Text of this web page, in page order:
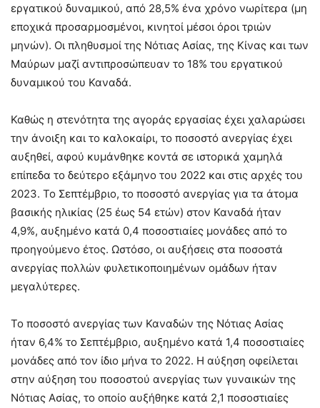
εργατικού δυναμικού, από 28,5% ένα χρόνο νωρίτερα (μη
εποχικά προσαρμοσμένοι, κινητοί μέσοι όροι τριών
μηνών). Οι πληθυσμοί της Νότιας Ασίας, της Κίνας και των
Μαύρων μαζί αντιπροσώπευαν το 18% του εργατικού
δυναμικού του Καναδά.
Καθώς η στενότητα της αγοράς εργασίας έχει χαλαρώσει
την άνοιξη και το καλοκαίρι, το ποσοστό ανεργίας έχει
αυξηθεί, αφού κυμάνθηκε κοντά σε ιστορικά χαμηλά
επίπεδα το δεύτερο εξάμηνο του 2022 και στις αρχές του
2023. Το Σεπτέμβριο, το ποσοστό ανεργίας για τα άτομα
βασικής ηλικίας (25 έως 54 ετών) στον Καναδά ήταν
4,9%, αυξημένο κατά 0,4 ποσοστιαίες μονάδες από το
προηγούμενο έτος. Ωστόσο, οι αυξήσεις στα ποσοστά
ανεργίας πολλών φυλετικοποιημένων ομάδων ήταν
μεγαλύτερες.
Το ποσοστό ανεργίας των Καναδών της Νότιας Ασίας
ήταν 6,4% το Σεπτέμβριο, αυξημένο κατά 1,4 ποσοστιαίες
μονάδες από τον ίδιο μήνα το 2022. Η αύξηση οφείλεται
στην αύξηση του ποσοστού ανεργίας των γυναικών της
Νότιας Ασίας, το οποίο αυξήθηκε κατά 2,1 ποσοστιαίες